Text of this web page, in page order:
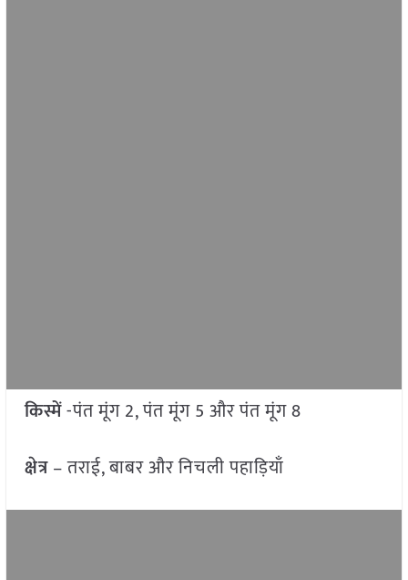
किस्में-पंत मूंग 2, पंत मूंग 5 और पंत मूंग 8
क्षेत्र– तराई, बाबर और निचली पहाड़ियाँ